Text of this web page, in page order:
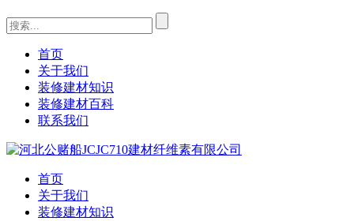
首页
关于我们
装修建材知识
装修建材百科
联系我们
首页
关于我们
装修建材知识